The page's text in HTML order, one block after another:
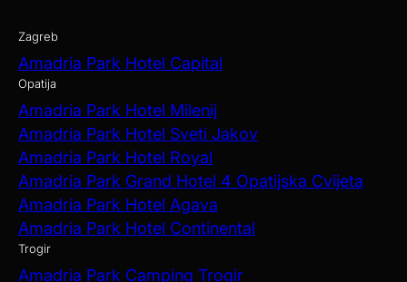
Zagreb
Amadria Park Hotel Capital
Opatija
Amadria Park Hotel Milenij
Amadria Park Hotel Sveti Jakov
Amadria Park Hotel Royal
Amadria Park Grand Hotel 4 Opatijska Cvijeta
Amadria Park Hotel Agava
Amadria Park Hotel Continental
Trogir
Amadria Park Camping Trogir